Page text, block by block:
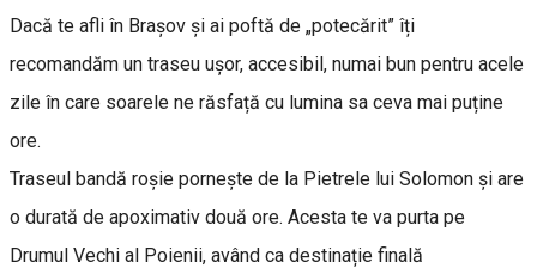
Dacă te afli în Brașov și ai poftă de „potecărit” îți
recomandăm un traseu ușor, accesibil, numai bun pentru acele
zile în care soarele ne răsfață cu lumina sa ceva mai puține
ore.
Traseul bandă roșie pornește de la Pietrele lui Solomon și are
o durată de apoximativ două ore. Acesta te va purta pe
Drumul Vechi al Poienii, având ca destinație finală